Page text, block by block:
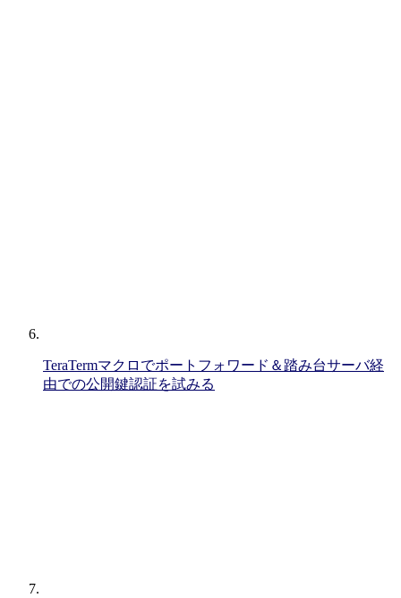
TeraTermマクロでポートフォワード＆踏み台サーバ経
由での公開鍵認証を試みる